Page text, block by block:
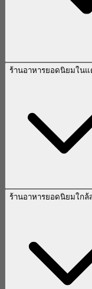
ร้านอาหารยอดนิยมในแ
ร้านอาหารยอดนิยมใกล้